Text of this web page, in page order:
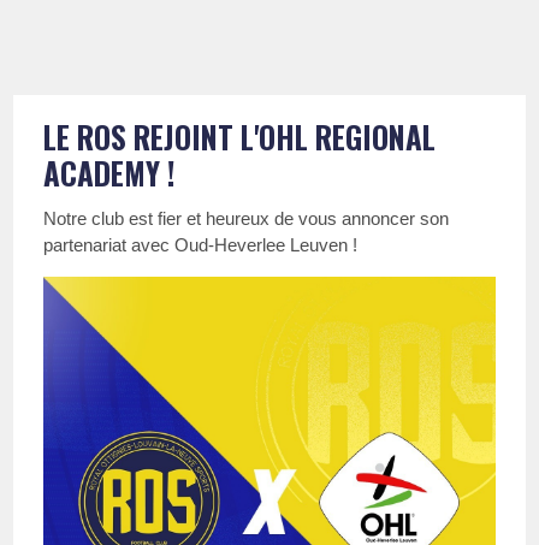
LE ROS REJOINT L'OHL REGIONAL
ACADEMY !
Notre club est fier et heureux de vous annoncer son
partenariat avec Oud-Heverlee Leuven !